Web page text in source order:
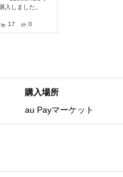
購入場所
au Payマーケット